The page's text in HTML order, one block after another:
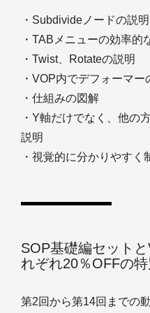
・Subdivideノードの説明
・TABメニューの効率的
・Twist、Rotateの説明
・VOP内でデフォーマ
・仕組みの図解
・Y軸だけでなく、他の
説明
・視覚的に分かりやす
SOP基礎編セット
れぞれ20％OFFの
第2回から第14回までの